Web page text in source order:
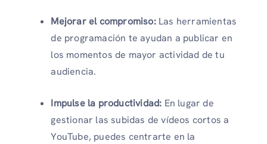
Mejorar el compromiso:Las herramientas
de programación te ayudan a publicar en
los momentos de mayor actividad de tu
audiencia.
Impulse la productividad: En lugar de
gestionar las subidas de vídeos cortos a
YouTube, puedes centrarte en la